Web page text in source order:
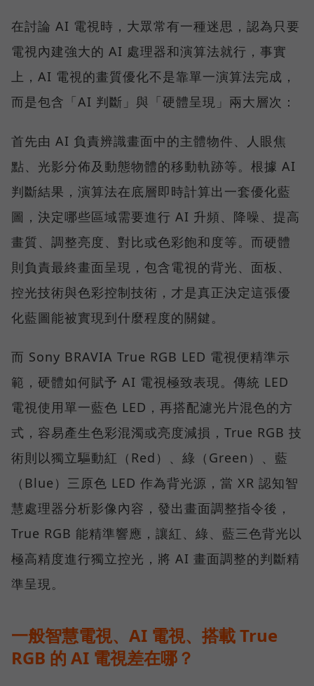
在討論 AI 電視時，大眾常有一種迷思，認為只要
電視內建強大的 AI 處理器和演算法就行，事實
上，AI 電視的畫質優化不是靠單一演算法完成，
而是包含「AI 判斷」與「硬體呈現」兩大層次：
首先由 AI 負責辨識畫面中的主體物件、人眼焦
點、光影分佈及動態物體的移動軌跡等。根據 AI
判斷結果，演算法在底層即時計算出一套優化藍
圖，決定哪些區域需要進行 AI 升頻、降噪、提高
畫質、調整亮度、對比或色彩飽和度等。而硬體
則負責最終畫面呈現，包含電視的背光、面板、
控光技術與色彩控制技術，才是真正決定這張優
化藍圖能被實現到什麼程度的關鍵。
而 Sony BRAVIA True RGB LED 電視便精準示
範，硬體如何賦予 AI 電視極致表現。傳統 LED
電視使用單一藍色 LED，再搭配濾光片混色的方
式，容易產生色彩混濁或亮度減損，True RGB 技
術則以獨立驅動紅（Red）、綠（Green）、藍
（Blue）三原色 LED 作為背光源，當 XR 認知智
慧處理器分析影像內容，發出畫面調整指令後，
True RGB 能精準響應，讓紅、綠、藍三色背光以
極高精度進行獨立控光，將 AI 畫面調整的判斷精
準呈現。
一般智慧電視、AI 電視、搭載 True
RGB 的 AI 電視差在哪？